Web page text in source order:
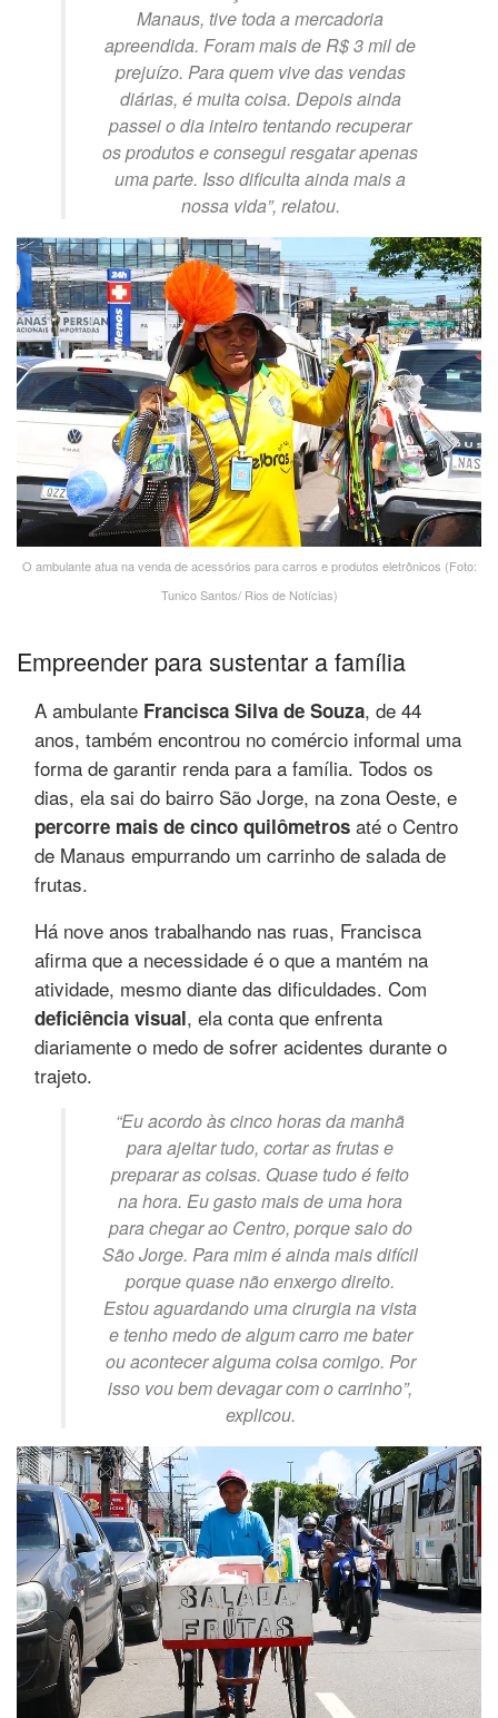
Manaus, tive toda a mercadoria
apreendida. Foram mais de R$ 3 mil de
prejuízo. Para quem vive das vendas
diárias, é muita coisa. Depois ainda
passei o dia inteiro tentando recuperar
os produtos e consegui resgatar apenas
uma parte. Isso dificulta ainda mais a
nossa vida”, relatou.
O ambulante atua na venda de acessórios para carros e produtos eletrônicos (Foto:
Tunico Santos/ Rios de Notícias)
Empreender para sustentar a família
A ambulante Francisca Silva de Souza, de 44
anos, também encontrou no comércio informal uma
forma de garantir renda para a família. Todos os
dias, ela sai do bairro São Jorge, na zona Oeste, e
percorre mais de cinco quilômetros até o Centro
de Manaus empurrando um carrinho de salada de
frutas.
Há nove anos trabalhando nas ruas, Francisca
afirma que a necessidade é o que a mantém na
atividade, mesmo diante das dificuldades. Com
deficiência visual, ela conta que enfrenta
diariamente o medo de sofrer acidentes durante o
trajeto.
“Eu acordo às cinco horas da manhã
para ajeitar tudo, cortar as frutas e
preparar as coisas. Quase tudo é feito
na hora. Eu gasto mais de uma hora
para chegar ao Centro, porque saio do
São Jorge. Para mim é ainda mais difícil
porque quase não enxergo direito.
Estou aguardando uma cirurgia na vista
e tenho medo de algum carro me bater
ou acontecer alguma coisa comigo. Por
isso vou bem devagar com o carrinho”,
explicou.